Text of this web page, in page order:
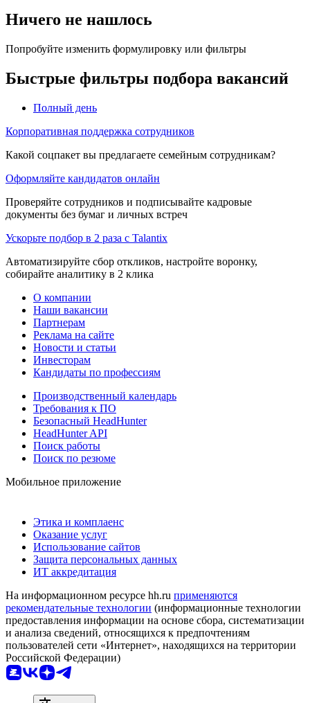
Ничего не нашлось
Попробуйте изменить формулировку или фильтры
Быстрые фильтры подбора вакансий
Полный день
Корпоративная поддержка сотрудников
Какой соцпакет вы предлагаете семейным сотрудникам?
Оформляйте кандидатов онлайн
Проверяйте сотрудников и подписывайте кадровые
документы без бумаг и личных встреч
Ускорьте подбор в 2 раза с Talantix
Автоматизируйте сбор откликов, настройте воронку,
собирайте аналитику в 2 клика
О компании
Наши вакансии
Партнерам
Реклама на сайте
Новости и статьи
Инвесторам
Кандидаты по профессиям
Производственный календарь
Требования к ПО
Безопасный HeadHunter
HeadHunter API
Поиск работы
Поиск по резюме
Мобильное приложение
Этика и комплаенс
Оказание услуг
Использование сайтов
Защита персональных данных
ИТ аккредитация
На информационном ресурсе hh.ru применяются
рекомендательные технологии (информационные технологии
предоставления информации на основе сбора, систематизации
и анализа сведений, относящихся к предпочтениям
пользователей сети «Интернет», находящихся на территории
Российской Федерации)